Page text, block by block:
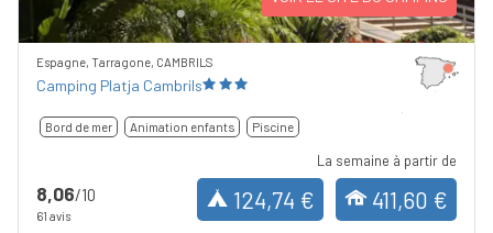
Espagne, Tarragone, CAMBRILS
Camping Platja Cambrils
Bord de mer Animation enfants Piscine
8,06/10
61 avis
La semaine à partir de
124,74 € 411,60 €